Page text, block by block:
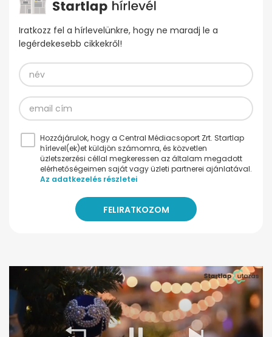
Iratkozz fel a hírlevelünkre, hogy ne maradj le a
legérdekesebb cikkekről!
Hozzájárulok, hogy a Central Médiacsoport Zrt. Startlap
hírlevel(ek)et küldjön számomra, és közvetlen
üzletszerzési céllal megkeressen az általam megadott
elérhetőségeimen saját vagy üzleti partnerei ajánlatával.
Az adatkezelés részletei